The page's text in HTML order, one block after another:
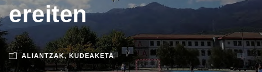
ereiten
ALIANTZAK, KUDEAKETA